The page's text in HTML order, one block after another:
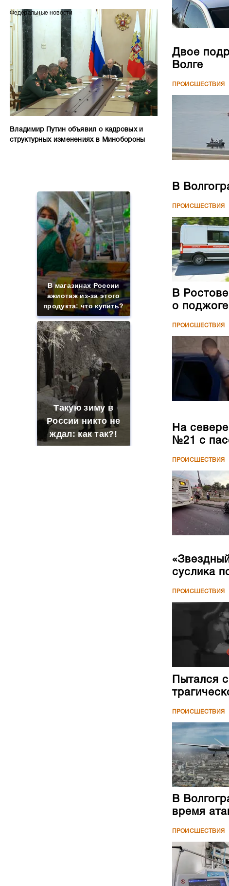
Федеральные новости
Владимир Путин объявил о кадровых и
структурных изменениях в Минобороны
В магазинах России
ажиотаж из-за этого
продукта: что купить?
Такую зиму в
России никто не
ждал: как так?!
Двое
Волге
ПРОИСШЕСТВИЯ
В
ПРОИСШЕСТВИЯ
В
о
ПРОИСШЕСТВИЯ
На
№21 с
ПРОИСШЕСТВИЯ
суслика
ПРОИСШЕСТВИЯ
Пытался
ПРОИСШЕСТВИЯ
В
время
ПРОИСШЕСТВИЯ